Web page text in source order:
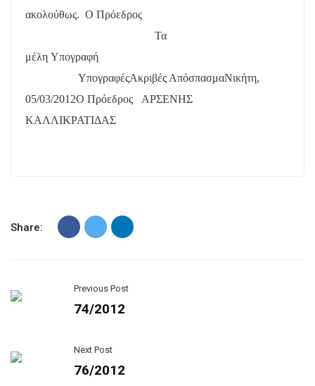
ακολούθως. Ο Πρόεδρος
Τα
μέλη Υπογραφή
ΥπογραφέςΑκριβές ΑπόσπασμαΝικήτη,
05/03/2012Ο Πρόεδρος
ΑΡΣΕΝΗΣ
ΚΑΛΛΙΚΡΑΤΙΔΑΣ
Share:
Previous Post
74/2012
Next Post
76/2012